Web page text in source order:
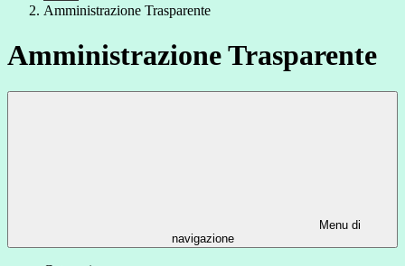
Amministrazione Trasparente
Amministrazione Trasparente
Menu di
navigazione